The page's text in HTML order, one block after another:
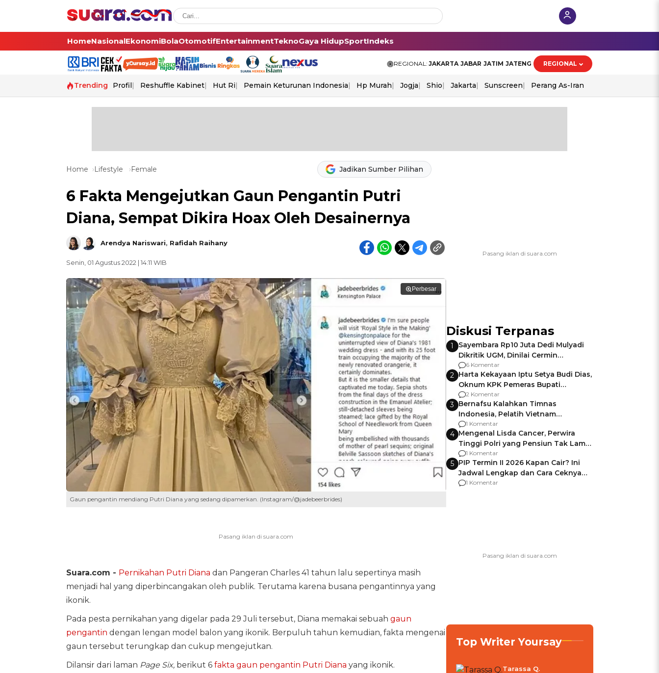
HomeNasionalEkonomiBolaOtomotifEntertainmentTeknoGaya HidupSportIndeks
REGIONAL: JAKARTA JABAR JATIM JATENG REGIONAL
Trending Profil Reshuffle Kabinet Hut Ri Pemain Keturunan Indonesia Hp Murah Jogja Shio Jakarta Sunscreen Perang As-Iran
Home Lifestyle Female Jadikan Sumber Pilihan
6 Fakta Mengejutkan Gaun Pengantin Putri
Diana, Sempat Dikira Hoax Oleh Desainernya
Arendya Nariswari, Rafidah Raihany
Senin, 01 Agustus 2022 | 14:11 WIB
Perbesar
Gaun pengantin mendiang Putri Diana yang sedang dipamerkan. (Instagram/@jadebeerbrides)
Suara.com - Pernikahan Putri Diana dan Pangeran Charles 41 tahun lalu sepertinya masih
menjadi hal yang diperbincangakan oleh publik. Terutama karena busana pengantinnya yang
ikonik.
Pada pesta pernikahan yang digelar pada 29 Juli tersebut, Diana memakai sebuah gaun
pengantin dengan lengan model balon yang ikonik. Berpuluh tahun kemudian, fakta mengenai
gaun tersebut terungkap dan cukup mengejutkan.
Dilansir dari laman Page Six,berikut 6 fakta gaun pengantin Putri Diana yang ikonik.
Diskusi Terpanas
1
Sayembara Rp10 Juta Dedi Mulyadi
Dikritik UGM, Dinilai Cermin
Gagalnya Negara Jamin Keamanan
6 Komentar
2 Harta Kekayaan Iptu Setya Budi Dias,
Oknum KPK Pemeras Bupati
Pemalang
2 Komentar
3 Bernafsu Kalahkan Timnas
Indonesia, Pelatih Vietnam
Berencana Pakai Jimat di Pakansari
1 Komentar
4 Mengenal Lisda Cancer, Perwira
Tinggi Polri yang Pensiun Tak Lama
Usai Jadi Brigjen
1 Komentar
5 PIP Termin II 2026 Kapan Cair? Ini
Jadwal Lengkap dan Cara Ceknya
agar Dana Tidak Hangus!
1 Komentar
Top Writer Yoursay
Tarassa Q.